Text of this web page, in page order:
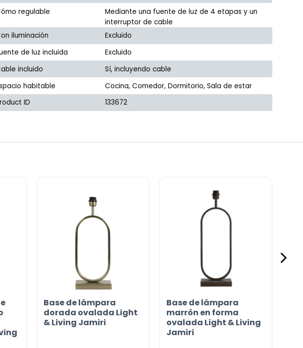
regulable
Mediante una fuente de luz de 4 etapas y un
interruptor de cable
iluminación
Excluido
de luz incluida
Excluido
incluido
Sí, incluyendo cable
habitable
Cocina, Comedor, Dormitorio, Sala de estar
ID
133672
Base de lámpara
dorada ovalada Light
& Living Jamiri
Base de lámpara
marrón en forma
ovalada Light & Living
Jamiri